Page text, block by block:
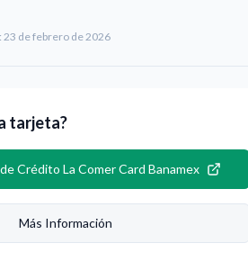
23 de febrero de 2026
tarjeta?
Crédito La Comer Card Banamex
Más Información